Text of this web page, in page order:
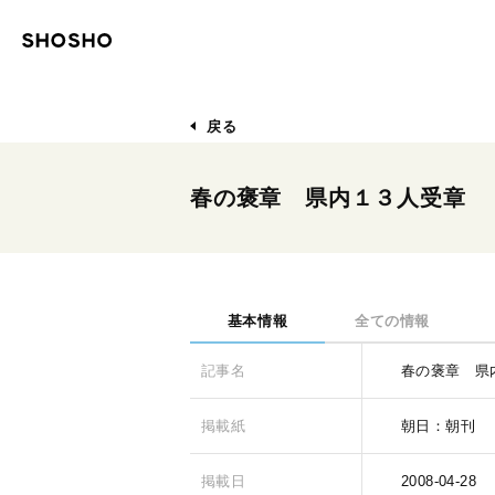
戻る
春の褒章 県内１３人受章
基本情報 全ての情報
記事名 春の褒章 県
掲載紙 朝日：朝刊
掲載日 2008-04-28